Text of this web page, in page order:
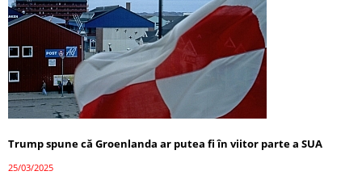
Trump spune că Groenlanda ar putea fi în viitor parte a SUA
25/03/2025